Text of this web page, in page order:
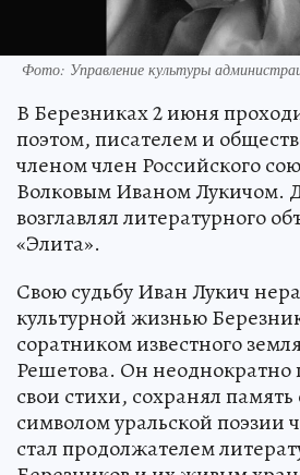
Фото: Управление культуры
В Березниках 2 июня
поэтом, писателем и
членом член Российского
Волковым Иваном Лукичом.
возглавлял литературного
«Элита».
Свою судьбу Иван Лукич
культурной жизнью
соратником известного
Решетова. Он неоднократно
свои стихи, сохранял
символом уральской поэзии
стал продолжателем